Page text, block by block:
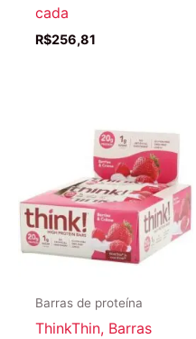
cada
R$256,81
Barras de proteína
ThinkThin, Barras